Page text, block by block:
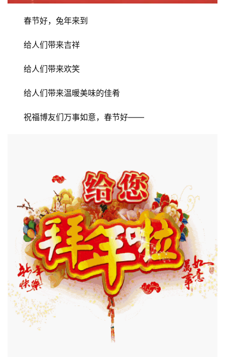
春节好，兔年来到
给人们带来吉祥
给人们带来欢笑
给人们带来温暖美味的佳肴
祝福博友们万事如意，春节好——